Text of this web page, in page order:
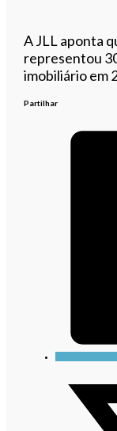
A JLL aponta
representou
imobiliário em
Partilhar